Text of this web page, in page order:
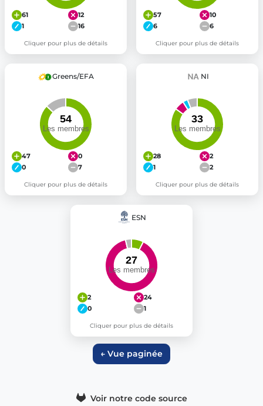
61
12
1
16
Cliquer pour plus de détails
57
10
6
6
Cliquer pour plus de détails
Greens/EFA
47
0
0
7
Cliquer pour plus de détails
NI
28
2
1
2
Cliquer pour plus de détails
ESN
2
24
0
1
Cliquer pour plus de détails
← Vue paginée
Voir notre code source